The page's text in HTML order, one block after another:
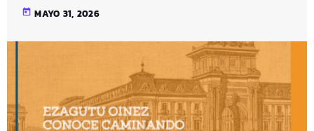
today MAYO 31, 2026